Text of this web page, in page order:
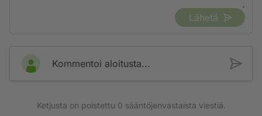
Lähetä
Kommentoi aloitusta...
Ketjusta on poistettu 0 sääntöjenvastaista viestiä.